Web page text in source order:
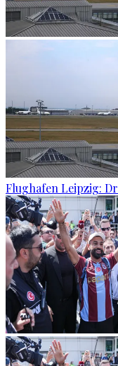
Flughafen Leipzig: